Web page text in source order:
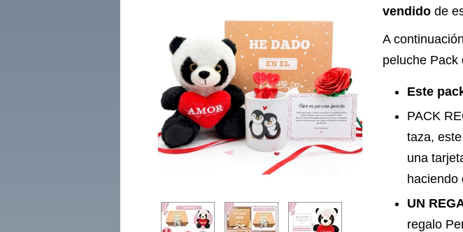
vendido de
A
peluche Pack
Este
PACK
taza,
una
haciendo
UN
regalo